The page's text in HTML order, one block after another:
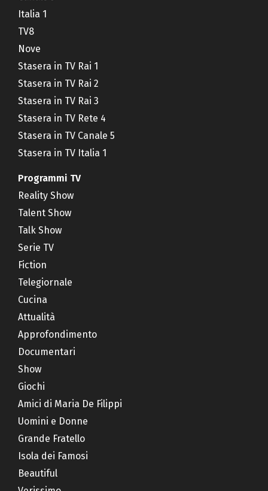
Italia 1
TV8
Nove
Stasera in TV Rai 1
Stasera in TV Rai 2
Stasera in TV Rai 3
Stasera in TV Rete 4
Stasera in TV Canale 5
Stasera in TV Italia 1
Programmi TV
Reality Show
Talent Show
Talk Show
Serie TV
Fiction
Telegiornale
Cucina
Attualità
Approfondimento
Documentari
Show
Giochi
Amici di Maria De Filippi
Uomini e Donne
Grande Fratello
Isola dei Famosi
Beautiful